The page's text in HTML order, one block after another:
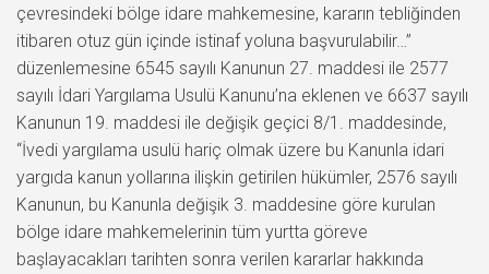
çevresindeki bölge idare mahkemesine, kararın tebliğinden
itibaren otuz gün içinde istinaf yoluna başvurulabilir…”
düzenlemesine 6545 sayılı Kanunun 27. maddesi ile 2577
sayılı İdari Yargılama Usulü Kanunu’na eklenen ve 6637 sayılı
Kanunun 19. maddesi ile değişik geçici 8/1. maddesinde,
“İvedi yargılama usulü hariç olmak üzere bu Kanunla idari
yargıda kanun yollarına ilişkin getirilen hükümler, 2576 sayılı
Kanunun, bu Kanunla değişik 3. maddesine göre kurulan
bölge idare mahkemelerinin tüm yurtta göreve
başlayacakları tarihten sonra verilen kararlar hakkında